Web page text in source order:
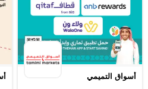
أسواق التميمي